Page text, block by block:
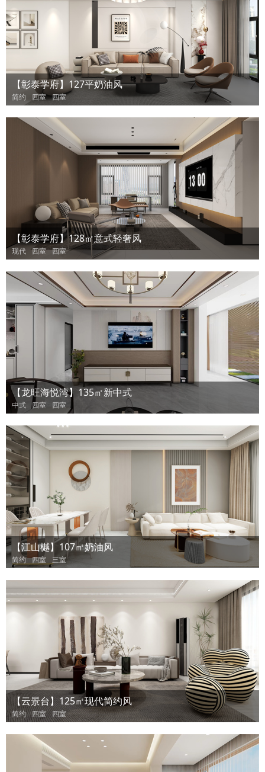
【彰泰学府】127平奶油风
简约 四室 四室
【彰泰学府】128㎡意式轻奢风
现代 四室 四室
【龙旺海悦湾】135㎡新中式
中式 四室 四室
【江山樾】107㎡奶油风
简约 四室 三室
【云景台】125㎡现代简约风
简约 四室 四室